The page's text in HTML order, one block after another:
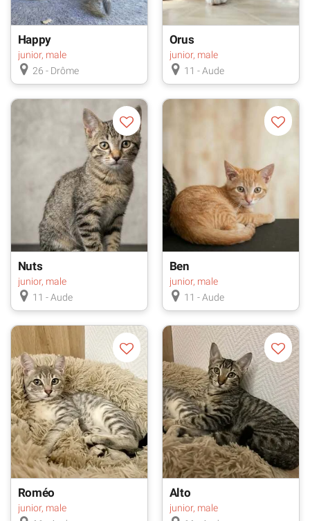
Happy
junior, male
26 - Drôme
Orus
junior, male
11 - Aude
Nuts
junior, male
11 - Aude
Ben
junior, male
11 - Aude
Roméo
junior, male
Alto
junior, male